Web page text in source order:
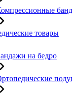
товары
на бедро